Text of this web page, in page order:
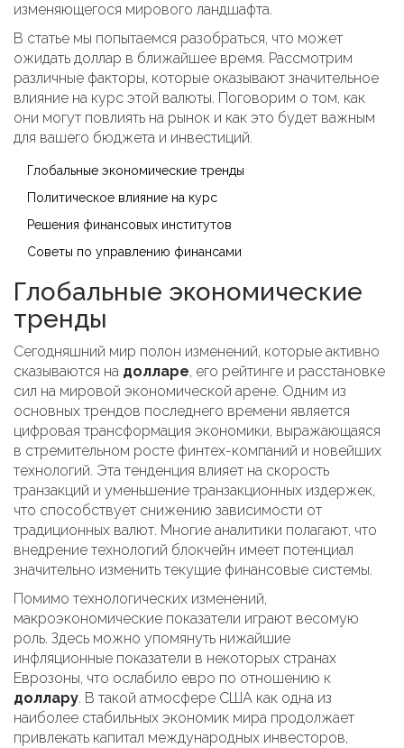
изменяющегося мирового ландшафта.
В статье мы попытаемся разобраться, что может
ожидать доллар в ближайшее время. Рассмотрим
различные факторы, которые оказывают значительное
влияние на курс этой валюты. Поговорим о том, как
они могут повлиять на рынок и как это будет важным
для вашего бюджета и инвестиций.
Глобальные экономические тренды
Политическое влияние на курс
Решения финансовых институтов
Советы по управлению финансами
Глобальные экономические
тренды
Сегодняшний мир полон изменений, которые активно
сказываются на долларе, его рейтинге и расстановке
сил на мировой экономической арене. Одним из
основных трендов последнего времени является
цифровая трансформация экономики, выражающаяся
в стремительном росте финтех-компаний и новейших
технологий. Эта тенденция влияет на скорость
транзакций и уменьшение транзакционных издержек,
что способствует снижению зависимости от
традиционных валют. Многие аналитики полагают, что
внедрение технологий блокчейн имеет потенциал
значительно изменить текущие финансовые системы.
Помимо технологических изменений,
макроэкономические показатели играют весомую
роль. Здесь можно упомянуть нижайшие
инфляционные показатели в некоторых странах
Еврозоны, что ослабило евро по отношению к
доллару. В такой атмосфере США как одна из
наиболее стабильных экономик мира продолжает
привлекать капитал международных инвесторов,